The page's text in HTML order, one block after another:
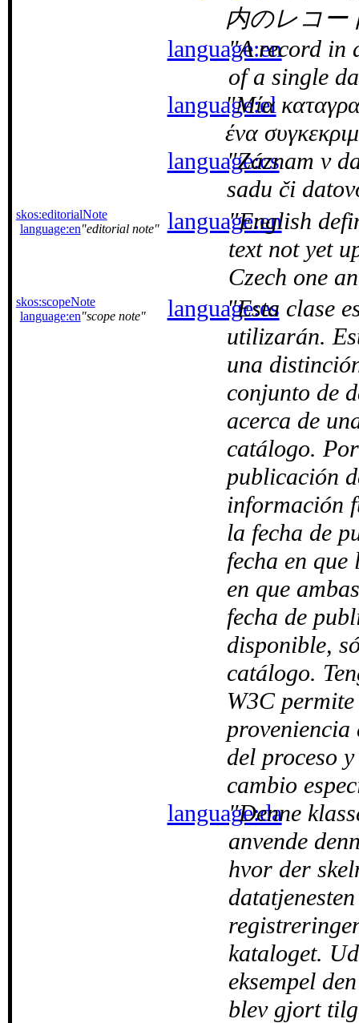
内のレコー
language:enA record in
of a single
language:el
Μία
ένα
language:csZáznam v
sadu či
skos:editorialNote
language:en editorial note language:en
English
text not yet
Czech one
skos:scopeNote
language:en scope note language:esEsta clase
utilizarán.
una
conjunto de
acerca de
catálogo.
publicación
información
la fecha de
fecha en
en que
fecha de
disponible,
catálogo.
W3C
proveniencia
del proceso
cambio
language:da
Denne
anvende
hvor der
kataloget.
eksempel
blev gjort